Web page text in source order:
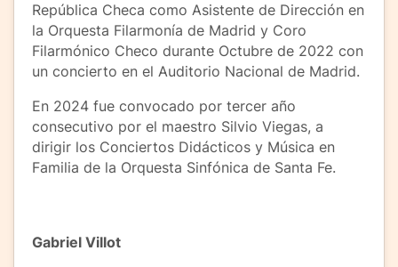
República Checa como Asistente de Dirección en
la Orquesta Filarmonía de Madrid y Coro
Filarmónico Checo durante Octubre de 2022 con
un concierto en el Auditorio Nacional de Madrid.
En 2024 fue convocado por tercer año
consecutivo por el maestro Silvio Viegas, a
dirigir los Conciertos Didácticos y Música en
Familia de la Orquesta Sinfónica de Santa Fe.
Gabriel Villot